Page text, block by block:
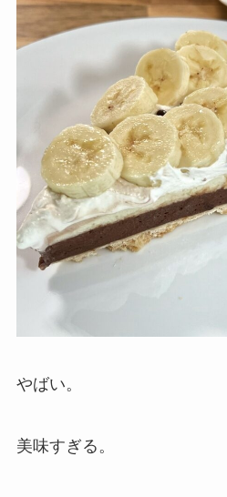
やばい。
美味すぎる。